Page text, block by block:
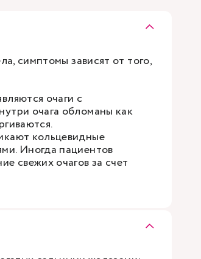
симптомы зависят от того,
очаги с
очага обломаны как
кольцевидные
Иногда пациентов
свежих очагов за счет